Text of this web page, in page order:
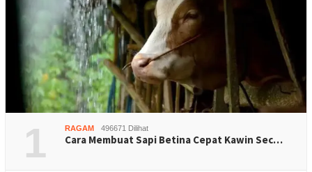
1 RAGAM 496671 Dilihat
Cara Membuat Sapi Betina Cepat Kawin Sec…